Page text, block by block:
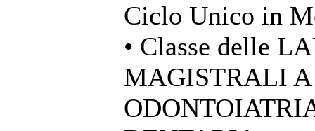
Ciclo Unico in
• Classe delle
MAGISTRALI